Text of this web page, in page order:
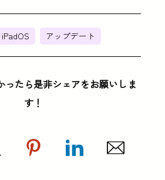
iPadOS アップデート
ったら是非シェアをお願いしま
す！